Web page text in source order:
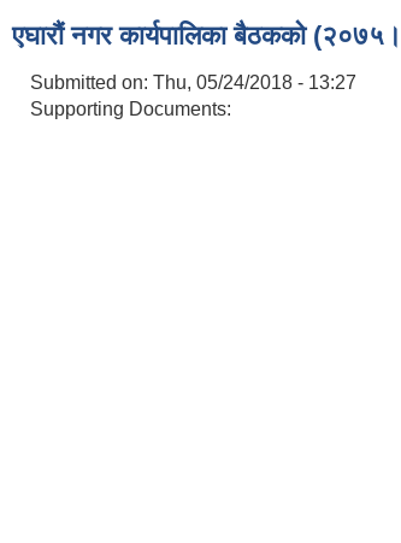
एघारौं नगर कार्यपालिका बैठकको
Submitted on: Thu, 05/24/2018 - 13:27
Supporting Documents: